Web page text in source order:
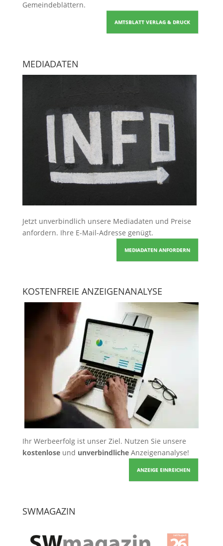
Gemeindeblättern.
AMTSBLATT VERLAG & DRUCK
MEDIADATEN
Jetzt unverbindlich unsere Mediadaten und Preise
anfordern. Ihre E-Mail-Adresse genügt.
MEDIADATEN ANFORDERN
KOSTENFREIE ANZEIGENANALYSE
Ihr Werbeerfolg ist unser Ziel. Nutzen Sie unsere
kostenloseund unverbindlicheAnzeigenanalyse!
ANZEIGE EINREICHEN
SWMAGAZIN